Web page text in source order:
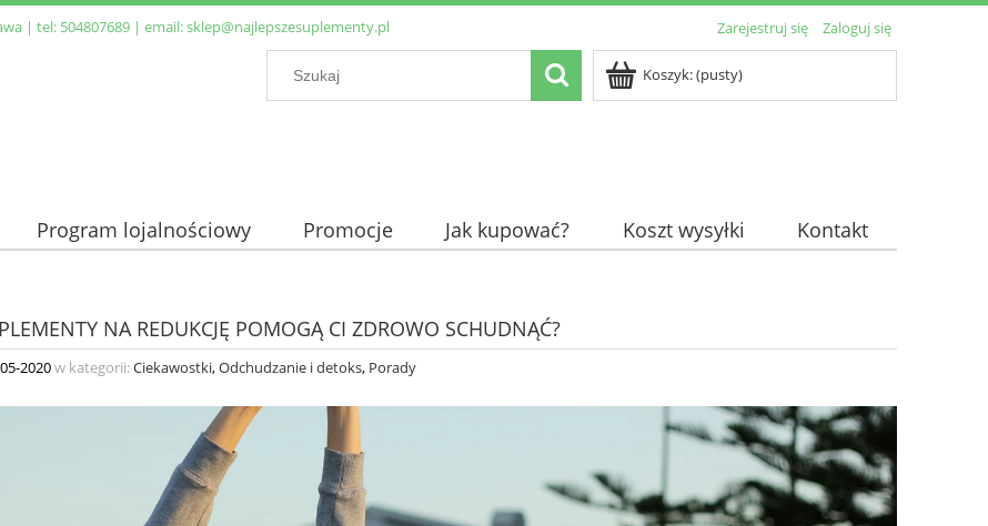
| tel: 504807689 | email:sklep@najlepszesuplementy.pl Zarejestruj się Zaloguj się
Koszyk:(pusty)
Program lojalnościowy Promocje Jak kupować? Koszt wysyłki Kontakt
NA REDUKCJĘ POMOGĄ CI ZDROWO SCHUDNĄĆ?
2020w kategorii:Ciekawostki,Odchudzanie i detoks, Porady